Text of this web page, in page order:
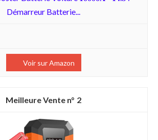
Démarreur Batterie...
Voir sur Amazon
2